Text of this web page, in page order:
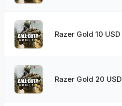
Razer Gold 10 USD
Razer Gold 20 USD